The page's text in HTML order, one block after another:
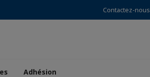
Contactez-nous
Adhésion